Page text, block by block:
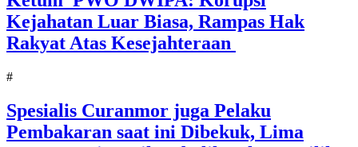
Kejahatan Luar Biasa, Rampas Hak
Rakyat Atas Kesejahteraan
#
Spesialis Curanmor juga Pelaku
Pembakaran saat ini Dibekuk, Lima